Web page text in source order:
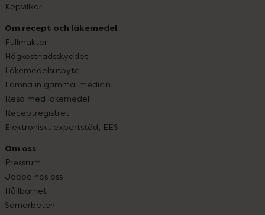
Köpvillkor
Om recept och läkemedel
Fullmakter
Högkostnadsskyddet
Läkemedelsutbyte
Lämna in gammal medicin
Resa med läkemedel
Receptregistret
Elektroniskt expertstöd, EES
Om oss
Pressrum
Jobba hos oss
Hållbarhet
Samarbeten